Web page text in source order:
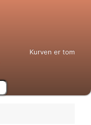
Kurven er tom